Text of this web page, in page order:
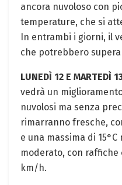
ancora nuvoloso con
temperature, che si
In entrambi i giorni, il
che potrebbero
LUNEDÌ 12 E MARTEDÌ
vedrà un
nuvolosi ma senza
rimarranno fresche,
e una massima di
moderato, con
km/h.